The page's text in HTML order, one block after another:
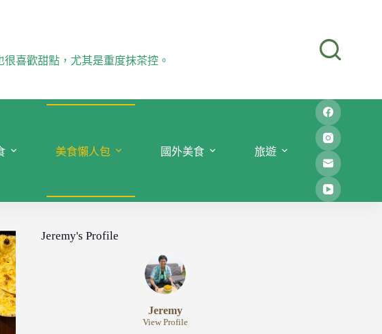
喜歡甜點，尤其是重度抹茶控。
美食懶人包 國外美食 旅遊
Jeremy's Profile
Jeremy
View Profile